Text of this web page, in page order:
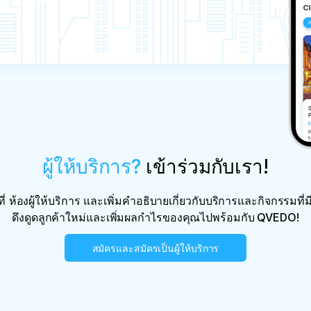
ผู้ให้บริการ? เข้าร่วมกับเรา!
ห้องผู้ให้บริการ และเพิ่มคำอธิบายเกี่ยวกับบริการและกิจกรรมที่
ดึงดูดลูกค้าใหม่และเพิ่มผลกำไรของคุณไปพร้อมกับ QVEDO!
สมัครและสมัครเป็นผู้ให้บริการ